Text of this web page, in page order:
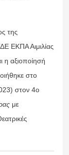
της
ΕΚΠΑ Αιμιλίας
η αξιοποίησή
στο
στον 4ο
με